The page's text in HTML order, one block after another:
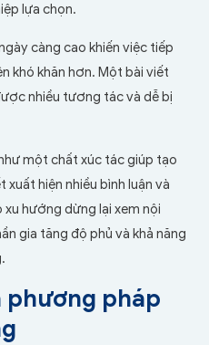
lựa chọn.
càng cao khiến việc tiếp
khó khăn hơn. Một bài viết
nhiều tương tác và dễ bị
một chất xúc tác giúp tạo
xuất hiện nhiều bình luận và
hướng dừng lại xem nội
gia tăng độ phủ và khả năng
phương pháp